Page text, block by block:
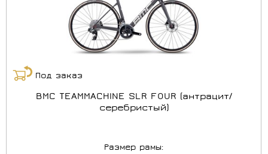
Под заказ
BMC TEAMMACHINE SLR FOUR (антрацит/
серебристый)
Размер рамы: